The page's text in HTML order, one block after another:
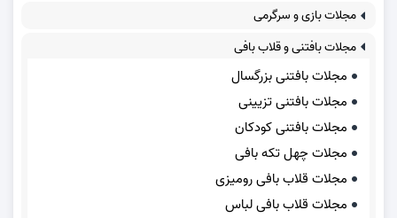
مجلات بازی و سرگرمی
مجلات بافتنی و قلاب بافی
مجلات بافتنی بزرگسال
مجلات بافتنی تزیینی
مجلات بافتنی کودکان
مجلات چهل تکه بافی
مجلات قلاب بافی رومیزی
مجلات قلاب بافی لباس